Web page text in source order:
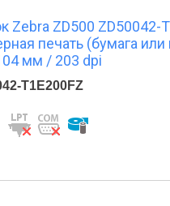
Zebra ZD500
печать (бумага
мм / 203 dpi
T1E200FZ